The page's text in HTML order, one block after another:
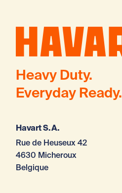
Heavy Duty.
Everyday Ready.
Havart S.A.
Rue de Heuseux 42
4630 Micheroux
Belgique